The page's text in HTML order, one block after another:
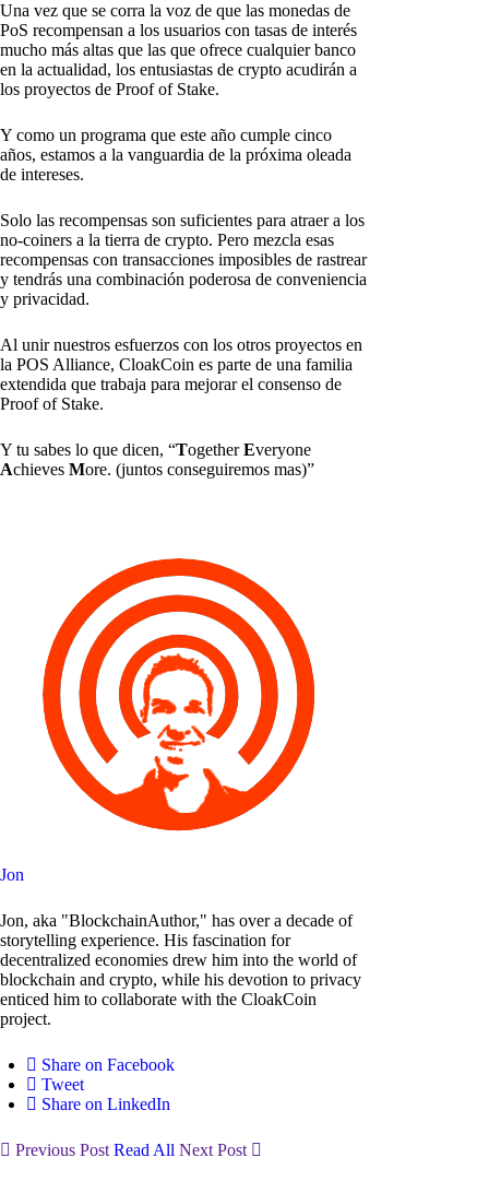
Una vez que se corra la voz de que las monedas de
PoS recompensan a los usuarios con tasas de interés
mucho más altas que las que ofrece cualquier banco
en la actualidad, los entusiastas de crypto acudirán a
los proyectos de Proof of Stake.
Y como un programa que este año cumple cinco
años, estamos a la vanguardia de la próxima oleada
de intereses.
Solo las recompensas son suficientes para atraer a los
no-coiners a la tierra de crypto. Pero mezcla esas
recompensas con transacciones imposibles de rastrear
y tendrás una combinación poderosa de conveniencia
y privacidad.
Al unir nuestros esfuerzos con los otros proyectos en
la POS Alliance, CloakCoin es parte de una familia
extendida que trabaja para mejorar el consenso de
Proof of Stake.
Y tu sabes lo que dicen, “TogetherEveryone
Achieves More. (juntos conseguiremos mas)”
Jon
Jon, aka "BlockchainAuthor," has over a decade of
storytelling experience. His fascination for
decentralized economies drew him into the world of
blockchain and crypto, while his devotion to privacy
enticed him to collaborate with the CloakCoin
project.
Share on Facebook
Tweet
Share on LinkedIn
Previous Post Read All Next Post